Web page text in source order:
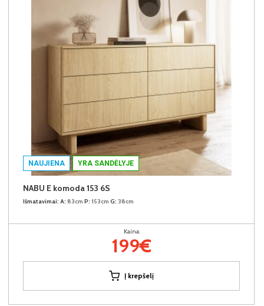
NAUJIENA YRA SANDĖLYJE
NABU E komoda 153 6S
Išmatavimai: A: 83cm P: 153cm G: 38cm
Kaina:
199€
Į krepšelį